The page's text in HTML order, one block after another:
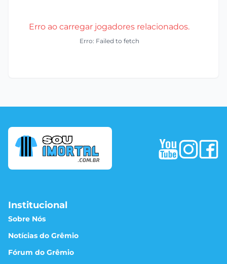
Erro ao carregar jogadores relacionados.
Erro: Failed to fetch
Institucional
Sobre Nós
Notícias do Grêmio
Fórum do Grêmio